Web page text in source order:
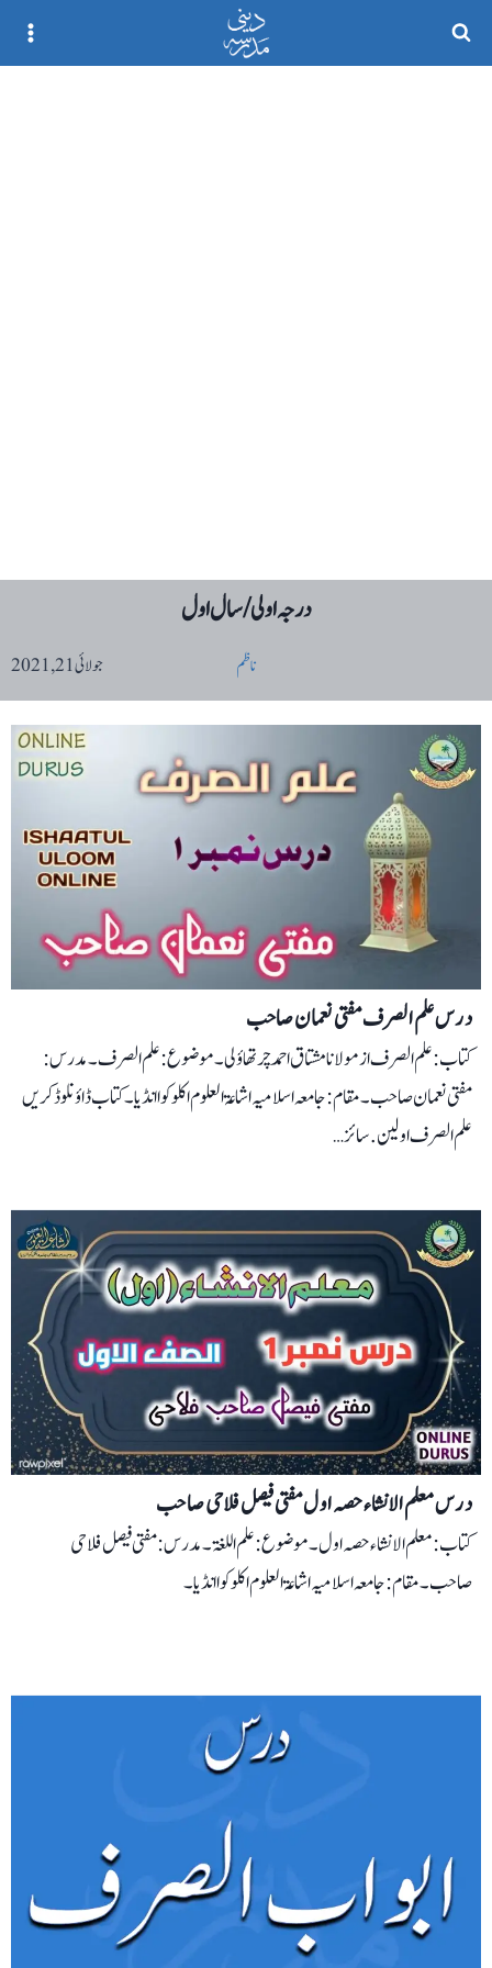
Skip
درجہ اولی / سال اول
ناظم جولائی 21, 2021
درس علم الصرف مفتی نعمان صاحب
کتاب: علم الصرف از مولانا مشتاق احمد چرتھاؤلی۔ موضوع: علم الصرف۔ مدرس:
مفتی نعمان صاحب۔ مقام: جامعہ اسلامیہ اشاعۃ العلوم اکلوکوا انڈیا۔ کتاب ڈاؤنلوڈ کریں
علم الصرف اولین. سائز…
درس معلم الانشاء حصہ اول مفتی فیصل فلاحی صاحب
کتاب: معلم الانشاء حصہ اول۔ موضوع: علم اللغۃ۔ مدرس: مفتی فیصل فلاحی
صاحب۔ مقام: جامعہ اسلامیہ اشاعۃ العلوم اکلوکوا انڈیا۔